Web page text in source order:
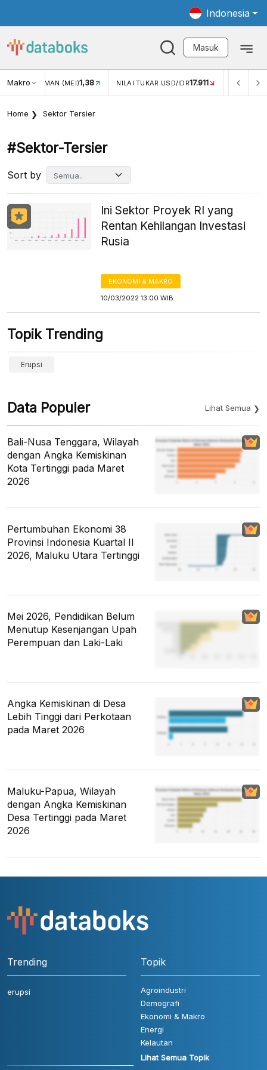
Indonesia
Masuk
MakroWISMAN (MEI)1,38 NILAI TUKAR USD/IDR17.911 INFLASI
Home Sektor Tersier
#sektor-Tersier
Sort by
Ini Sektor Proyek RI yang
Rentan Kehilangan Investasi
Rusia
EKONOMI & MAKRO
10/03/2022 13:00 WIB
Topik Trending
Erupsi
Data Populer Lihat Semua
Bali-Nusa Tenggara, Wilayah
dengan Angka Kemiskinan
Kota Tertinggi pada Maret
2026
Pertumbuhan Ekonomi 38
Provinsi Indonesia Kuartal II
2026, Maluku Utara Tertinggi
Mei 2026, Pendidikan Belum
Menutup Kesenjangan Upah
Perempuan dan Laki-Laki
Angka Kemiskinan di Desa
Lebih Tinggi dari Perkotaan
pada Maret 2026
Maluku-Papua, Wilayah
dengan Angka Kemiskinan
Desa Tertinggi pada Maret
2026
Trending
erupsi
Topik
Agroindustri
Demografi
Ekonomi & Makro
Energi
Kelautan
Lihat Semua Topik